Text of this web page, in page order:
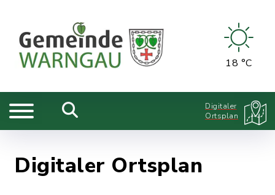
18 °C
Digitaler
Ortsplan
Digitaler Ortsplan